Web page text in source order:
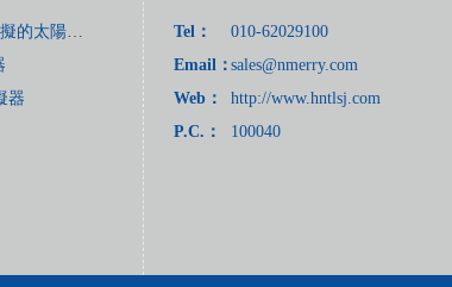
用于空間環(huán)境模擬的太陽光模擬器
器
Tel：
010-62029100
Email：sales@nmerry.com
Web：
http://www.hntlsj.com
P.C.：
100040